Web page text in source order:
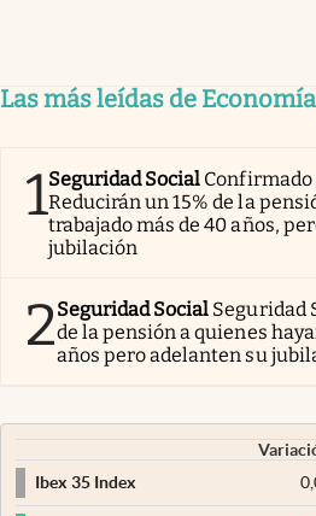
Las más leídas de
1Seguridad Social Confirmado
Reducirán un 15% de la
trabajado más de 40 años,
jubilación
2Seguridad Social Seguridad
de la pensión a quienes
años pero adelanten su
Ibex 35 Index